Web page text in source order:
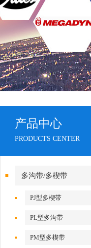
产品中心
PRODUCTS CENTER
多沟带/多楔带
PJ型多楔带
PL型多沟带
PM型多楔带